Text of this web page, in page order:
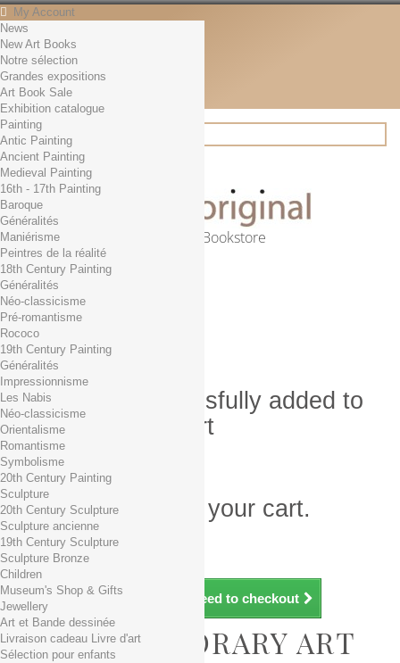
My Account
Contact
English
English
Français
News
Search
Online Art Bookstore
Cart (empty)
No products
Free shipping!
0,00 € Total
Check out
Product successfully added to
your shopping cart
Quantity
Total
There is 1 item in your cart.
Total products (tax incl.)
Total shipping TTC
Total (tax incl.)
Continue shopping Proceed to checkout
News
New Art Books
Notre sélection
Grandes expositions
Art Book Sale
Exhibition catalogue
Painting
Antic Painting
Ancient Painting
Medieval Painting
16th - 17th Painting
Baroque
Généralités
Maniérisme
Peintres de la réalité
18th Century Painting
Généralités
Néo-classicisme
Pré-romantisme
Rococo
19th Century Painting
Généralités
Impressionnisme
Les Nabis
Néo-classicisme
Orientalisme
Romantisme
Symbolisme
20th Century Painting
Sculpture
20th Century Sculpture
Sculpture ancienne
19th Century Sculpture
Sculpture Bronze
Children
Museum's Shop & Gifts
Jewellery
Art et Bande dessinée
Livraison cadeau Livre d'art
Sélection pour enfants
CONTEMPORARY ART